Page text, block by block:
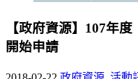
【政府資源】107年
開始申請